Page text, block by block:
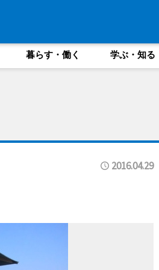
暮らす・働く 学ぶ・知る
2016.04.29